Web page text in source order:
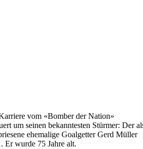
vom «Bomber der Nation»
um seinen bekanntesten Stürmer: Der
ehemalige Goalgetter Gerd Müller
Er wurde 75 Jahre alt.